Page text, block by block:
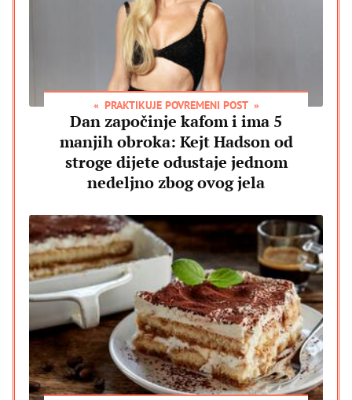
PRAKTIKUJE POVREMENI POST
Dan započinje kafom i ima 5
manjih obroka: Kejt Hadson od
stroge dijete odustaje jednom
nedeljno zbog ovog jela